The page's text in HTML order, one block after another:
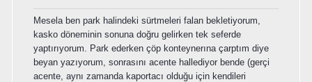
Mesela ben park halindeki sürtmeleri falan bekletiyorum,
kasko döneminin sonuna doğru gelirken tek seferde
yaptırıyorum. Park ederken çöp konteynerına çarptım diye
beyan yazıyorum, sonrasını acente hallediyor bende (gerçi
acente, aynı zamanda kaportacı olduğu için kendileri